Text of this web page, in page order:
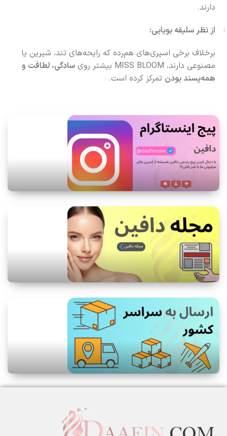
دارند.
از نظر سلیقه بویایی:
برخلاف برخی اسپری‌های هم‌رده که رایحه‌های تند، شیرین یا
مصنوعی دارند، MISS BLOOM بیشتر روی
سادگی، لطافت و
همه‌پسند بودن تمرکز کرده است.